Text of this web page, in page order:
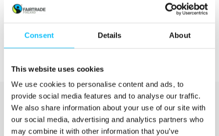
Consent Details About
This website uses cookies
We use cookies to personalise content and ads, to
provide social media features and to analyse our traffic.
We also share information about your use of our site with
our social media, advertising and analytics partners who
may combine it with other information that you’ve